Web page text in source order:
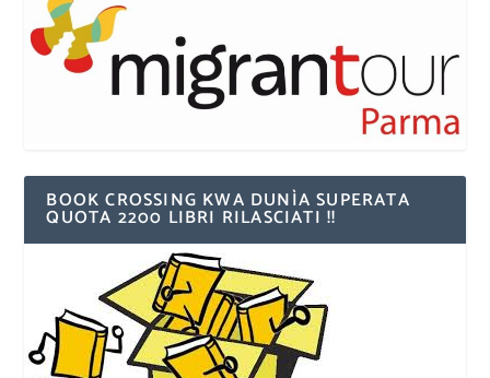
BOOK CROSSING KWA DUNÌA SUPERATA
QUOTA 2200 LIBRI RILASCIATI !!